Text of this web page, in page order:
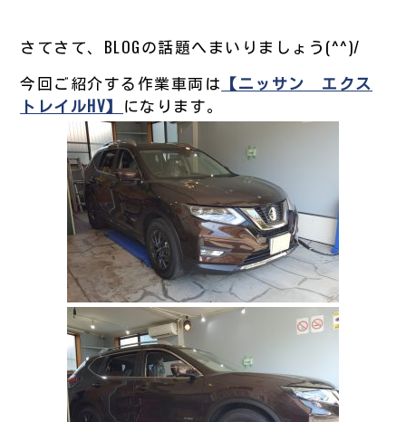
さてさて、BLOGの話題へまいりましょう(^^)/
今回ご紹介する作業車両は 【ニッサン エクス
トレイルHV】 になります。